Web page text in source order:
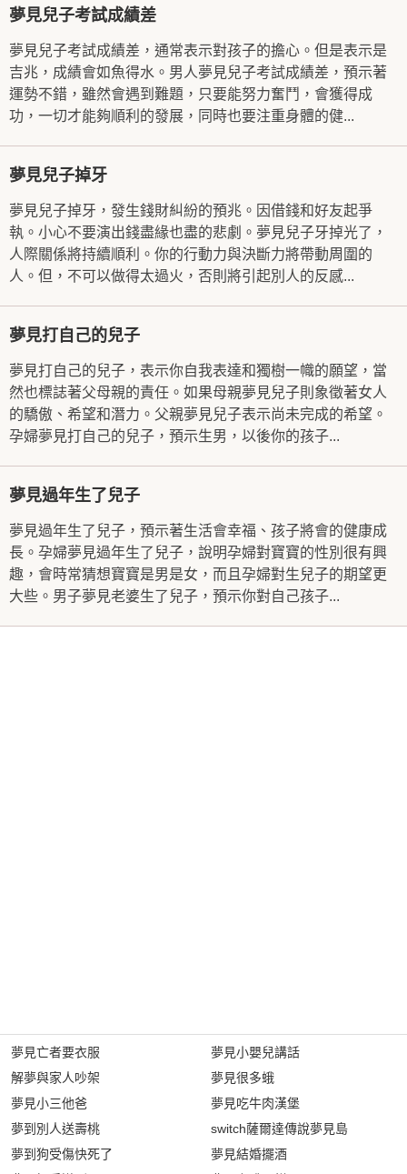
夢見兒子考試成績差
夢見兒子考試成績差，通常表示對孩子的擔心。但是表示是
吉兆，成績會如魚得水。男人夢見兒子考試成績差，預示著
運勢不錯，雖然會遇到難題，只要能努力奮鬥，會獲得成
功，一切才能夠順利的發展，同時也要注重身體的健...
夢見兒子掉牙
夢見兒子掉牙，發生錢財糾紛的預兆。因借錢和好友起爭
執。小心不要演出錢盡緣也盡的悲劇。夢見兒子牙掉光了，
人際關係將持續順利。你的行動力與決斷力將帶動周圍的
人。但，不可以做得太過火，否則將引起別人的反感...
夢見打自己的兒子
夢見打自己的兒子，表示你自我表達和獨樹一幟的願望，當
然也標誌著父母親的責任。如果母親夢見兒子則象徵著女人
的驕傲、希望和潛力。父親夢見兒子表示尚未完成的希望。
孕婦夢見打自己的兒子，預示生男，以後你的孩子...
夢見過年生了兒子
夢見過年生了兒子，預示著生活會幸福、孩子將會的健康成
長。孕婦夢見過年生了兒子，說明孕婦對寶寶的性別很有興
趣，會時常猜想寶寶是男是女，而且孕婦對生兒子的期望更
大些。男子夢見老婆生了兒子，預示你對自己孩子...
夢見亡者要衣服
解夢與家人吵架
夢見小三他爸
夢到別人送壽桃
夢到狗受傷快死了
夢見小嬰兒講話
夢見很多蛾
夢見吃牛肉漢堡
switch薩爾達傳說夢見島
夢見結婚擺酒